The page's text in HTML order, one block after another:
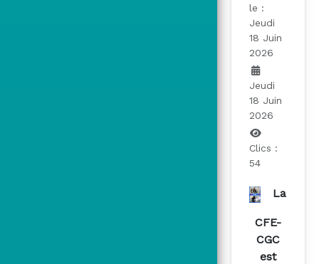
le :
Jeudi
18 Juin
2026
Jeudi
18 Juin
2026
Clics :
54
La
CFE-
CGC
est